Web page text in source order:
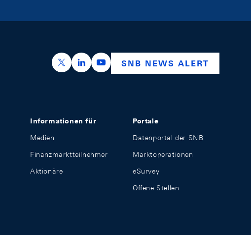
https://x.com/snb_bns
https://ch.linkedin.com/company/swiss-
https://www.youtube.com/
SNB NEWS ALERT
Informationen für
Medien
Finanzmarktteilnehmer
Aktionäre
Portale
Datenportal der SNB
Marktoperationen
eSurvey
Offene Stellen